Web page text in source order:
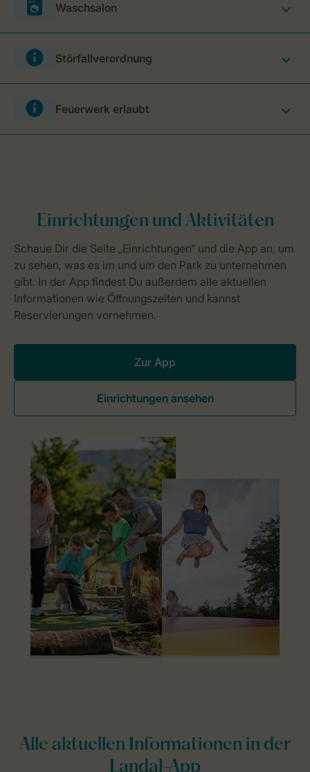
Waschsalon
Störfallverordnung
Feuerwerk erlaubt
Zur App
Einrichtungen ansehen